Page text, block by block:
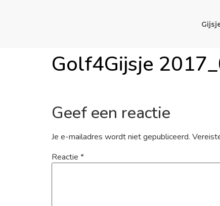
Golf4Gijsje
Geef een reactie
Je e-mailadres wordt niet gepubliceerd.
Reactie *